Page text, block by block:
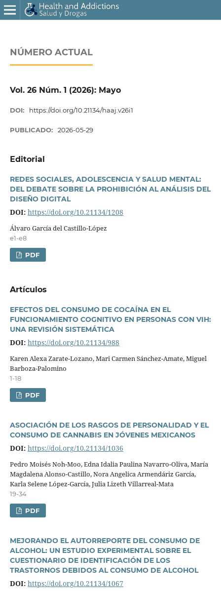
NÚMERO ACTUAL
Vol. 26 Núm. 1 (2026): Mayo
DOI: https://doi.org/10.21134/haaj.v26i1
PUBLICADO: 2026-05-29
Editorial
REDES SOCIALES, ADOLESCENCIA Y SALUD MENTAL:
DEL DEBATE SOBRE LA PROHIBICIÓN AL ANÁLISIS DEL
DISEÑO DIGITAL
DOI: https://doi.org/10.21134/1208
Álvaro Garcí­a del Castillo-López
e1-e8
PDF
Artí­culos
EFECTOS DEL CONSUMO DE COCAÍNA EN EL
FUNCIONAMIENTO COGNITIVO EN PERSONAS CON VIH:
UNA REVISIÓN SISTEMÁTICA
DOI: https://doi.org/10.21134/988
Karen Alexa Zarate-Lozano, Mari Carmen Sánchez-Amate, Miguel
Barboza-Palomino
1-18
PDF
ASOCIACIÓN DE LOS RASGOS DE PERSONALIDAD Y EL
CONSUMO DE CANNABIS EN JÓVENES MEXICANOS
DOI: https://doi.org/10.21134/1036
Pedro Moisés Noh-Moo, Edna Idalia Paulina Navarro-Oliva, Marí­a
Magdalena Alonso-Castillo, Nora Angelica Armendáriz Garcí­a,
Karla Selene López-Garcí­a, Julia Lizeth Villarreal-Mata
19-34
PDF
MEJORANDO EL AUTORREPORTE DEL CONSUMO DE
ALCOHOL: UN ESTUDIO EXPERIMENTAL SOBRE EL
CUESTIONARIO DE IDENTIFICACIÓN DE LOS
TRASTORNOS DEBIDOS AL CONSUMO DE ALCOHOL
DOI: https://doi.org/10.21134/1067